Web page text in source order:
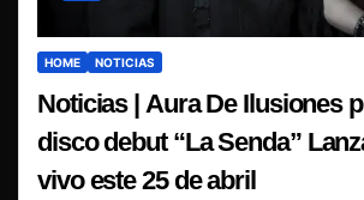
HOME NOTICIAS
Noticias | Aura De Ilusiones
disco debut “La Senda”
vivo este 25 de abril